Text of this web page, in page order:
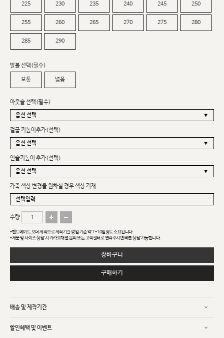
225 230 235 240 245 250
255 260 265 270 275 280
285 290
발볼 선택(필수)
보통 넓음
아웃솔 선택(필수)
겉굽 키높이추가(선택)
인솔키높이 추가(선택)
가죽 색상 변경을 원하실 경우 색상 기재
수량
*핸드메이드 오더 제작으로 제작기간 평일 기준 약 7~10일정도 소요됩니다.
*제품 및 사이즈 상담 시 카카오채널 문의 또는 고객센터로 연락주시면 빠른 상담 가능합니다.
장바구니
구매하기
배송 및 제작기간
할인혜택 및 이벤트